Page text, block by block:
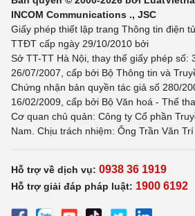
INCOM Communications ., JSC
Giấy phép thiết lập trang Thông tin điện
TTĐT cấp ngày 29/10/2010 bởi
Sở TT-TT Hà Nội, thay thế giấy phép số:
26/07/2007, cấp bởi Bộ Thông tin và
Chứng nhận bản quyền tác giả số 280/
16/02/2009, cấp bởi Bộ Văn hoá - Thể
Cơ quan chủ quản: Công ty Cổ phần
Nam. Chịu trách nhiệm: Ông Trần Văn Trí
Hỗ trợ về dịch vụ: 0938 36 1919
Hỗ trợ giải đáp pháp luật: 1900 6192